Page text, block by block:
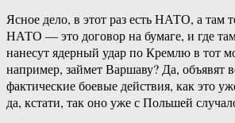
Ясное дело, в этот раз есть НАТО, а там
НАТО — это договор на бумаге, и где
нанесут ядерный удар по Кремлю в тот
например, займет Варшаву? Да, объявят
фактические боевые действия, как это
да, кстати, так оно уже с Польшей